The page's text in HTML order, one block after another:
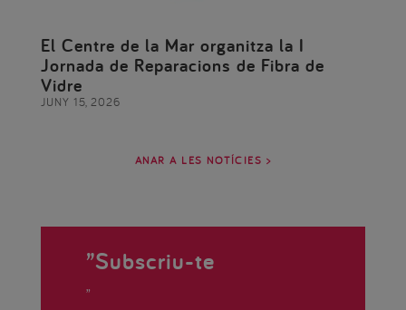
El Centre de la Mar organitza la I
Jornada de Reparacions de Fibra de
Vidre
JUNY 15, 2026
ANAR A LES NOTÍCIES >
”Subscriu-te
”